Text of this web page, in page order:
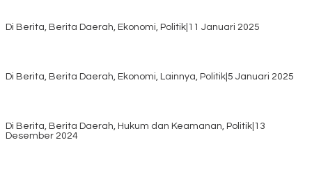
Di Berita, Berita Daerah, Ekonomi, Politik 11 Januari 2025
Di Berita, Berita Daerah, Ekonomi, Lainnya, Politik 5 Januari 2025
Di Berita, Berita Daerah, Hukum dan Keamanan, Politik 13
Desember 2024